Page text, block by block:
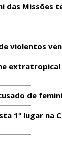
das Missões
violentos
extratropical
de
1º lugar na